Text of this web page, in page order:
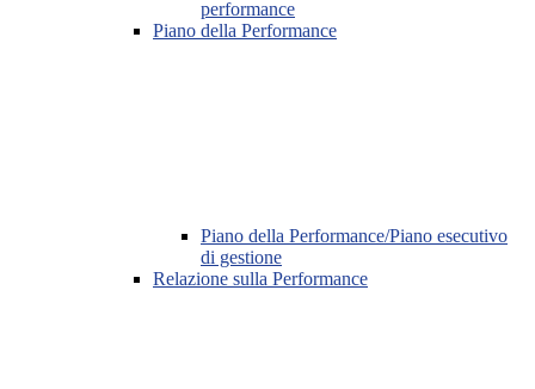
performance
Piano della Performance
Piano della Performance/Piano esecutivo
di gestione
Relazione sulla Performance